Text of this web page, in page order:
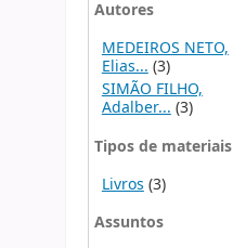
Autores
MEDEIROS NETO,
Elias... (3)
SIMÃO FILHO,
Adalber...(3)
Tipos de materiais
Livros (3)
Assuntos